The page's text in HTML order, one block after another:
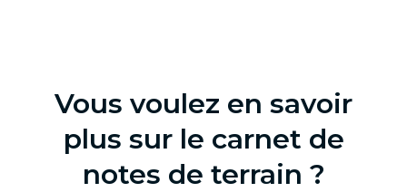
Vous voulez en savoir
plus sur le carnet de
notes de terrain ?